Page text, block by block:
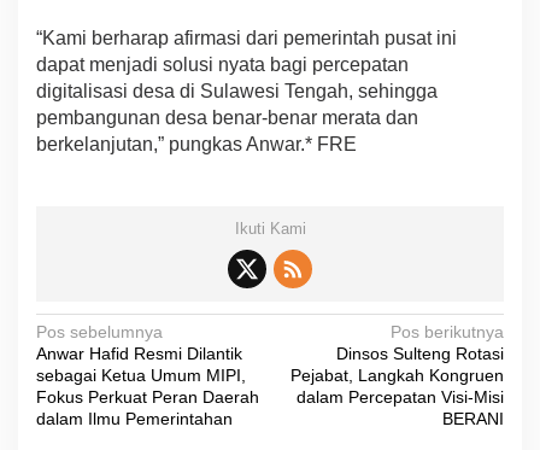
“Kami berharap afirmasi dari pemerintah pusat ini
dapat menjadi solusi nyata bagi percepatan
digitalisasi desa di Sulawesi Tengah, sehingga
pembangunan desa benar-benar merata dan
berkelanjutan,” pungkas Anwar.* FRE
Ikuti Kami
N
a
v
Pos sebelumnya
Anwar Hafid Resmi Dilantik
sebagai Ketua Umum MIPI,
Fokus Perkuat Peran Daerah
dalam Ilmu Pemerintahan
Pos berikutnya
Dinsos Sulteng Rotasi
Pejabat, Langkah Kongruen
dalam Percepatan Visi-Misi
BERANI